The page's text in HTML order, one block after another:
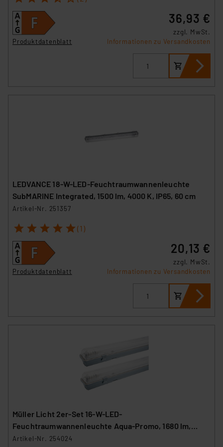
„Einige Drittanbieter verarbeiten personenbezogene
Daten in den USA. Ihre Einwilligung zur Einbindung von
Cookies dieser Drittanbieter umfasst daher ggf. auch
die Verarbeitung Ihrer Daten in den USA gemäß Art. 49
(1) lit. a DSGVO. Nähere Infos zu diesen Drittanbietern
und zu der jeweiligen Datenübermittlung erhalten Sie in
besteht etwa das Risiko, dass US-Behörden
personenbezogene Daten in
sich auf die Standarddatenschutzklauseln der
Europäischen Kommission sowie einer eigenen
Beurteilung der mit der Datenübermittlung,
insbesondere der Art der übermittelten Daten,
Impressum
Produktdatenblatt
36,93 €
zzgl. MwSt.
Informationen zu Versandkosten
LEDVANCE 18-W-LED-Feuchtraumwannenleuchte
SubMARINE Integrated, 1500 lm, 4000 K, IP65, 60 cm
Artikel-Nr. 251357
1 2 3 4 5 (1)
Produktdatenblatt
20,13 €
zzgl. MwSt.
Informationen zu Versandkosten
Müller Licht 2er-Set 16-W-LED-
Feuchtraumwannenleuchte Aqua-Promo, 1680 lm,
4000 K, IP65, 120 cm
Artikel-Nr. 254024